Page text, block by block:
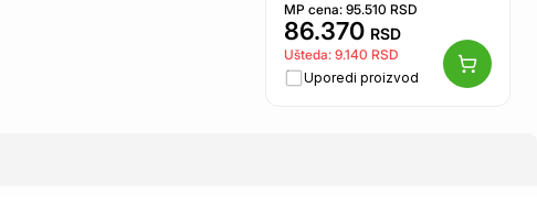
MP cena: 95.510 RSD
86.370 RSD
Ušteda: 9.140 RSD
Uporedi proizvod